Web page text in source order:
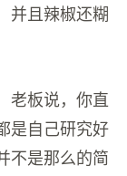
并且辣椒还糊
老板说，你直
是自己研究好
不是那么的简